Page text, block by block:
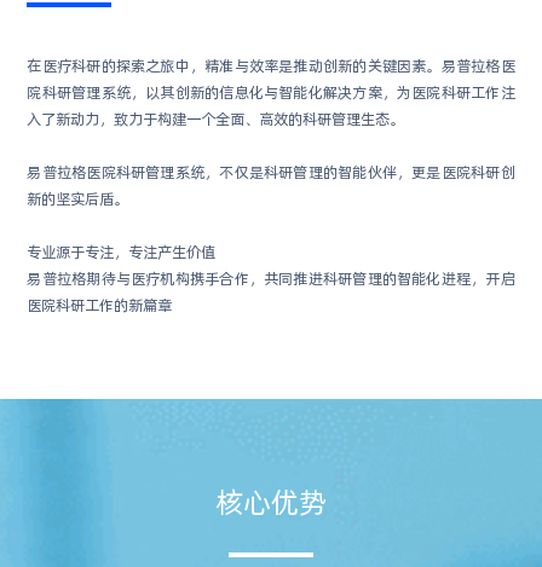
在医疗科研的探索之旅中，精准与效率是推动创新的关键因素。易普拉格医
院科研管理系统，以其创新的信息化与智能化解决方案，为医院科研工作注
入了新动力，致力于构建一个全面、高效的科研管理生态。
易普拉格医院科研管理系统，不仅是科研管理的智能伙伴，更是医院科研创
新的坚实后盾。
专业源于专注，专注产生价值
易普拉格期待与医疗机构携手合作，共同推进科研管理的智能化进程，开启
医院科研工作的新篇章
核心优势